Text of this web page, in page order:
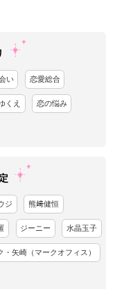
い 恋愛総合
くえ 恋の悩み
ジ 熊﨑健恒
ジーニー 水晶玉子
・矢崎（マークオフィス）